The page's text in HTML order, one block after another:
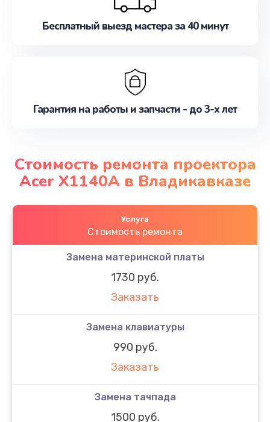
Бесплатный выезд мастера за 40 минут
Гарантия на работы и запчасти - до 3-х лет
Стоимость ремонта проектора
Acer X1140A в Владикавказе
Услуга
Стоимость ремонта
Замена материнской платы
1730 руб.
Заказать
Замена клавиатуры
990 руб.
Заказать
Замена тачпада
1500 руб.